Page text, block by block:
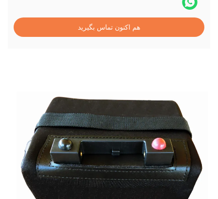
هم اکنون تماس بگیرید